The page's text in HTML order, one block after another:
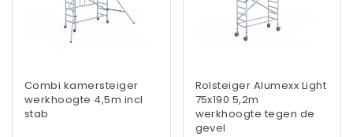
Combi kamersteiger
werkhoogte 4,5m incl
stab
Rolsteiger Alumexx Light
75x190 5,2m
werkhoogte tegen de
gevel